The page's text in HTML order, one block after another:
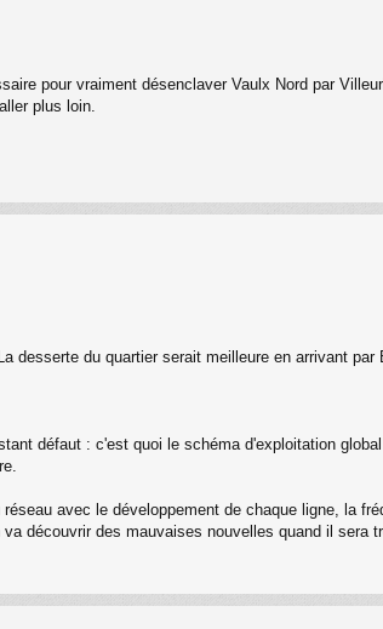
pour vraiment désenclaver Vaulx Nord par
plus loin.
du quartier serait meilleure en arrivant par
défaut : c'est quoi le schéma d'exploitation
avec le développement de chaque ligne, la
découvrir des mauvaises nouvelles quand il sera